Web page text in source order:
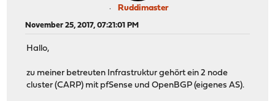
Ruddimaster
November 25, 2017, 07:21:01 PM
Hallo,
zu meiner betreuten Infrastruktur gehört ein 2 node
cluster (CARP) mit pfSense und OpenBGP (eigenes AS).